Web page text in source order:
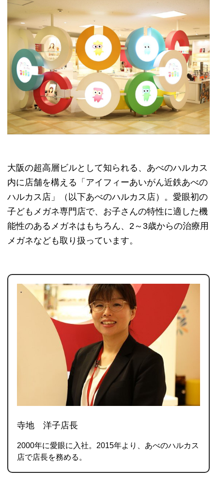
大阪の超高層ビルとして知られる、あべのハルカス
内に店舗を構える「アイフィーあいがん近鉄あべの
ハルカス店」（以下あべのハルカス店）。愛眼初の
子どもメガネ専門店で、お子さんの特性に適した機
能性のあるメガネはもちろん、2～3歳からの治療用
メガネなども取り扱っています。
寺地 洋子店長
2000年に愛眼に入社。2015年より、あべのハルカス
店で店長を務める。